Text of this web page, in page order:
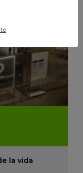
la vida